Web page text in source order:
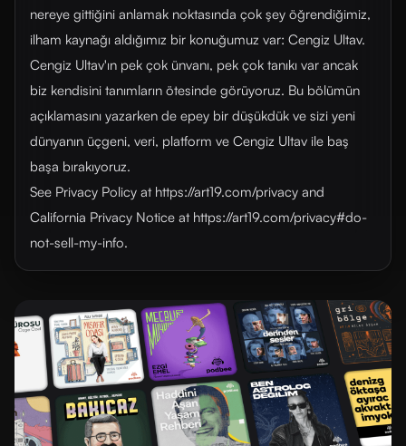
nereye gittiğini anlamak noktasında çok şey öğrendiğimiz,
ilham kaynağı aldığımız bir konuğumuz var: Cengiz Ultav.
Cengiz Ultav'ın pek çok ünvanı, pek çok tanıkı var ancak
biz kendisini tanımların ötesinde görüyoruz. Bu bölümün
açıklamasını yazarken de epey bir düşükdük ve sizi yeni
dünyanın üçgeni, veri, platform ve Cengiz Ultav ile baş
başa bırakıyoruz.
See Privacy Policy at https://art19.com/privacy and
California Privacy Notice at https://art19.com/privacy#do-
not-sell-my-info.